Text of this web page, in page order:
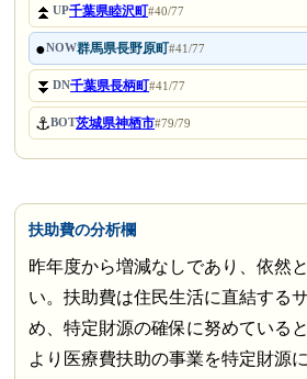
⏫UP千葉県睦沢町#40/77
●NOW群馬県長野原町#41/77
⏬DN千葉県長柄町#41/77
⚓BOT茨城県神栖市#79/79
扶助費の分析欄
昨年度から増減なしであり、依然
い。扶助費は住民生活に直結する
め、特定財源の確保に努めている
より医療費扶助の事業を特定財源